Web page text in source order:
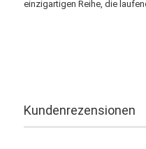
einzigartigen Reihe, die
Kundenrezensionen